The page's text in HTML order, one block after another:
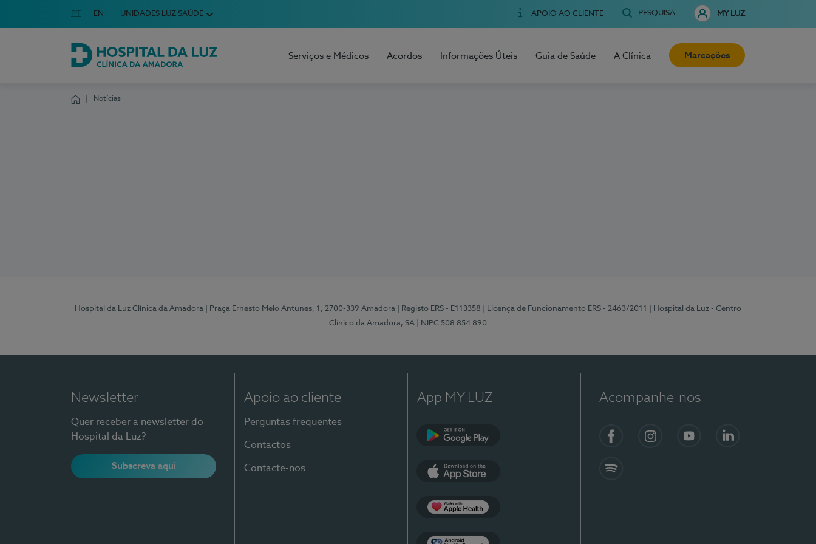
Escolha o seu idioma
Idioma em Português
PT English Language
EN UNIDADES LUZ SAÚDE APOIO AO CLIENTE PESQUISA MY LUZ
Hospital da Luz Clínica da Amadora
Serviços e Médicos Acordos Informações Úteis Guia de Saúde A Clínica Marcações
Notícias
Hospital da Luz Clínica da Amadora | Praça Ernesto Melo Antunes, 1, 2700-339 Amadora | Registo ERS - E113358 | Licença de Funcionamento ERS - 2463/2011
| Hospital da Luz - Centro
Clínico da Amadora, SA
| NIPC 508 854 890
Newsletter
Quer receber a newsletter do
Hospital da Luz?
Subscreva aqui
Apoio ao cliente
Perguntas frequentes
Contactos
Contacte-nos
App MY LUZ Acompanhe-nos